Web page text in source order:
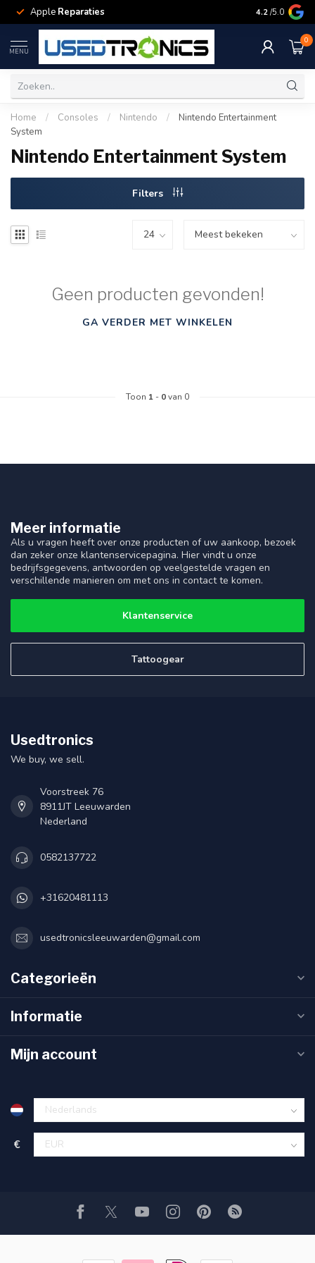
Apple Reparaties Samsung
4.2 /5.0
MENU
0
Home / Consoles / Nintendo /
Nintendo Entertainment
System
Nintendo Entertainment System
Filters
Geen producten gevonden!
GA VERDER MET WINKELEN
Toon 1 - 0van 0
Meer informatie
Als u vragen heeft over onze producten of uw aankoop, bezoek
dan zeker onze klantenservicepagina. Hier vindt u onze
bedrijfsgegevens, antwoorden op veelgestelde vragen en
verschillende manieren om met ons in contact te komen.
Klantenservice
Tattoogear
Usedtronics
We buy, we sell.
Voorstreek 76
8911JT Leeuwarden
Nederland
0582137722
+31620481113
usedtronicsleeuwarden@gmail.com
Categorieën
Informatie
Mijn account
€